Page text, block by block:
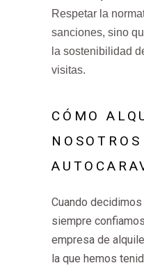
Respetar la
sanciones, sino
la sostenibilidad
visitas.
CÓMO
Cuando decidimos
siempre
empresa de
la que hemos